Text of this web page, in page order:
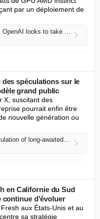
par un déploiement de
AMD stock skyrockets 25% as OpenAI looks to take stake in AI chipmaker
des spéculations sur le
grand public
X, suscitant des
pourrait enfin être
nouvelle génération ou
Tesla teaser video sparks speculation of long-awaited Roadster or mass market model
en Californie du Sud
continue d'évoluer
aux États-Unis et au
sa stratégie